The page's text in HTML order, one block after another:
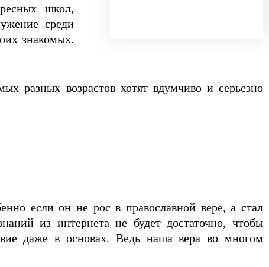
школ,
среди
знакомых.
разных возрастов хотят вдумчиво и серьезно
если он не рос в православной вере, а стал
из интернета не будет достаточно, чтобы
даже в основах. Ведь наша вера во многом